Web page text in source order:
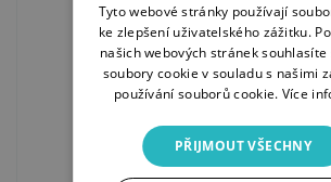
Tyto webové stránky používají
ke zlepšení uživatelského zážitku.
našich webových stránek souhlasíte
soubory cookie v souladu s našimi
používání souborů cookie. Více
PŘIJMOUT VŠECHNY